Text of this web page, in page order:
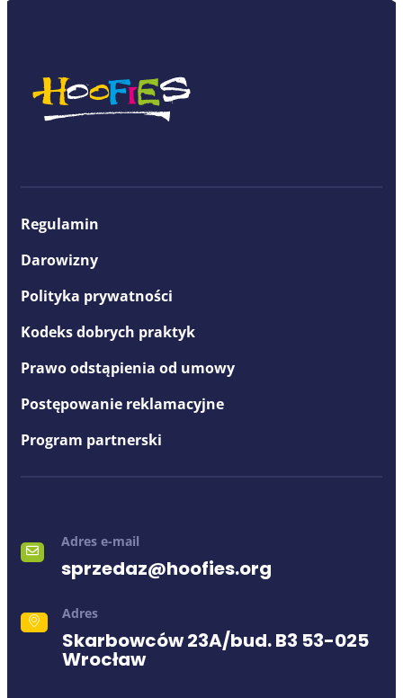
Regulamin
Darowizny
Polityka prywatności
Kodeks dobrych praktyk
Prawo odstąpienia od umowy
Postępowanie reklamacyjne
Program partnerski
Adres e-mail
sprzedaz@hoofies.org
Adres
Skarbowców 23A/bud. B3 53-025
Wrocław